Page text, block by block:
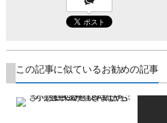
この記事に似ているお勧めの記事